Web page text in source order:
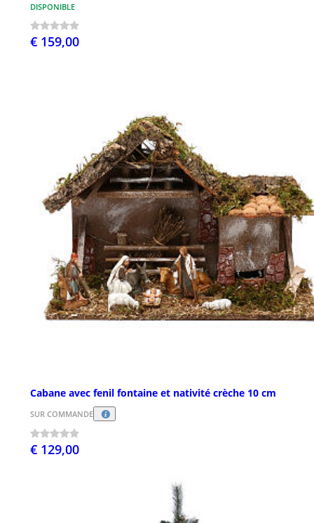
DISPONIBLE
€ 159,00
Cabane avec fenil fontaine et nativité crèche 10 cm
SUR COMMANDE
€ 129,00